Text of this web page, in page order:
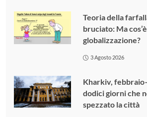
Teoria della
bruciato: Ma
globalizzazione?
3 Agosto 2026
Kharkiv,
dodici giorni che
spezzato la città